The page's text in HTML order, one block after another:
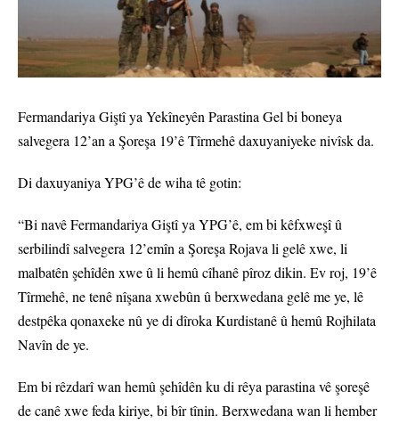
Fermandariya Giştî ya Yekîneyên Parastina Gel bi boneya
salvegera 12’an a Şoreşa 19’ê Tîrmehê daxuyaniyeke nivîsk da.
Di daxuyaniya YPG’ê de wiha tê gotin:
“Bi navê Fermandariya Giştî ya YPG’ê, em bi kêfxweşî û
serbilindî salvegera 12’emîn a Şoreşa Rojava li gelê xwe, li
malbatên şehîdên xwe û li hemû cîhanê pîroz dikin. Ev roj, 19’ê
Tîrmehê, ne tenê nîşana xwebûn û berxwedana gelê me ye, lê
destpêka qonaxeke nû ye di dîroka Kurdistanê û hemû Rojhilata
Navîn de ye.
Em bi rêzdarî wan hemû şehîdên ku di rêya parastina vê şoreşê
de canê xwe feda kiriye, bi bîr tînin. Berxwedana wan li hember